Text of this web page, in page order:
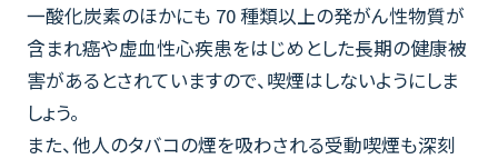
一酸化炭素のほかにも 70 種類以上の発がん性物質が
含まれ癌や虚血性心疾患をはじめとした長期の健康被
害があるとされていますので、喫煙はしないようにしま
しょう。
また、他人のタバコの煙を吸わされる受動喫煙も深刻